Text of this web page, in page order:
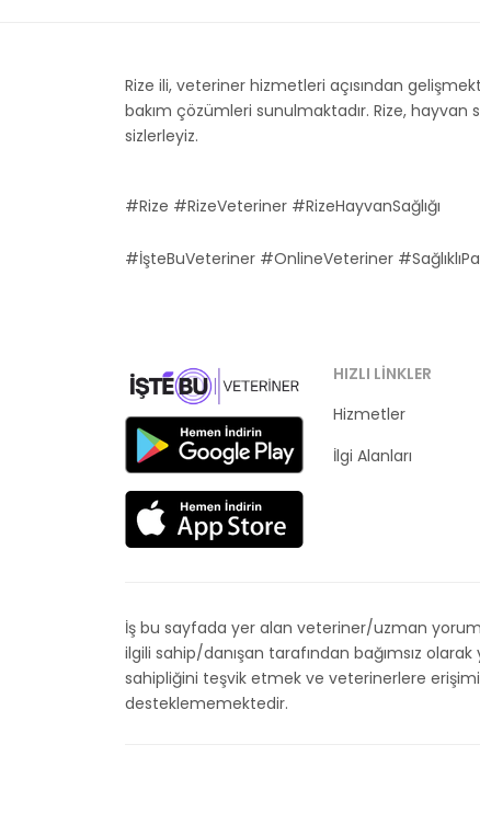
Rize ili, veteriner hizmetleri açısından
bakım çözümleri sunulmaktadır. Rize, hayvan
sizlerleyiz.
#Rize #RizeVeteriner #RizeHayvanSağlığı
#İşteBuVeteriner #OnlineVeteriner
HIZLI LINKLER
Hizmetler
İlgi Alanları
İş bu sayfada yer alan veteriner/uzman
ilgili sahip/danışan tarafından bağımsız
sahipliğini teşvik etmek ve veterinerlere
desteklememektedir.